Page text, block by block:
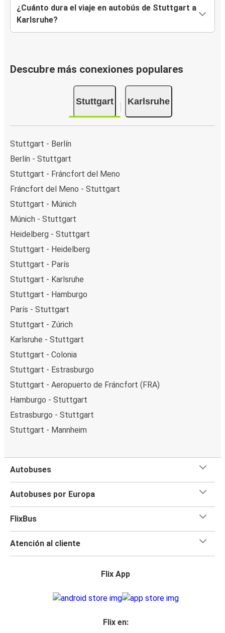
¿Cuánto dura el viaje en autobús de Stuttgart a
Karlsruhe?
Descubre más conexiones populares
Stuttgart Karlsruhe
Stuttgart - Berlín
Berlín - Stuttgart
Stuttgart - Fráncfort del Meno
Fráncfort del Meno - Stuttgart
Stuttgart - Múnich
Múnich - Stuttgart
Heidelberg - Stuttgart
Stuttgart - Heidelberg
Stuttgart - París
Stuttgart - Karlsruhe
Stuttgart - Hamburgo
París - Stuttgart
Stuttgart - Zúrich
Karlsruhe - Stuttgart
Stuttgart - Colonia
Stuttgart - Estrasburgo
Stuttgart - Aeropuerto de Fráncfort (FRA)
Hamburgo - Stuttgart
Estrasburgo - Stuttgart
Stuttgart - Mannheim
Autobuses
Autobuses por Europa
FlixBus
Atención al cliente
Flix App
Flix en: